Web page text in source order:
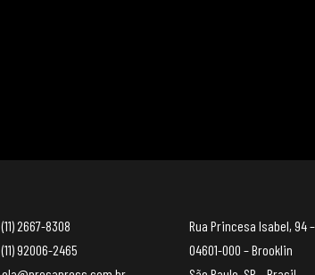
(11) 2667-8308
(11) 92006-2465
Rua Princesa Isabel, 94 –
04601-000 – Brooklin